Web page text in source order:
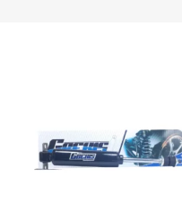
Add to
Add to